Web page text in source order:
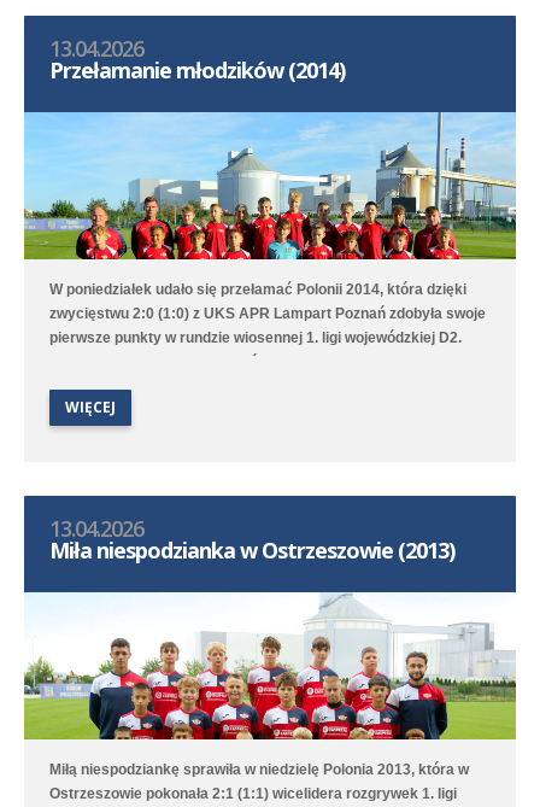
13.04.2026
Przełamanie młodzików (2014)
W poniedziałek udało się przełamać Polonii 2014, która dzięki
zwycięstwu 2:0 (1:0) z UKS APR Lampart Poznań zdobyła swoje
pierwsze punkty w rundzie wiosennej 1. ligi wojewódzkiej D2.
Bramki na wagę trzech punktów strzelili Witold Artomski i Karol
Lechem Poznań/Dominowo-Krzykosy.
WIĘCEJ
13.04.2026
Miła niespodzianka w Ostrzeszowie (2013)
Miłą niespodziankę sprawiła w niedzielę Polonia 2013, która w
Ostrzeszowie pokonała 2:1 (1:1) wicelidera rozgrywek 1. ligi